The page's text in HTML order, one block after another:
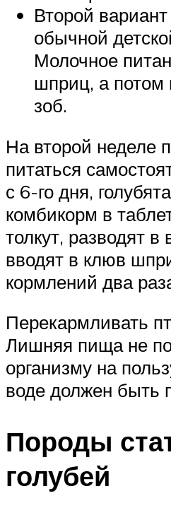
Второй
обычной
Молочное
шприц, а потом
зоб.
На второй неделе
питаться
с 6-го дня,
комбикорм в
толкут, разводят в
вводят в клюв
кормлений два
Перекармливать
Лишняя пища не
организму на
воде должен быть
Породы
голубей